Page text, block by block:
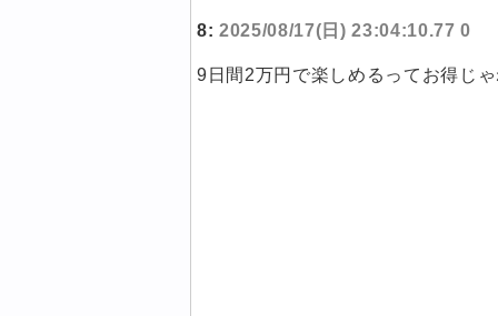
8: 2025/08/17(日) 23:04:10.77 0
9日間2万円で楽しめるってお得じ